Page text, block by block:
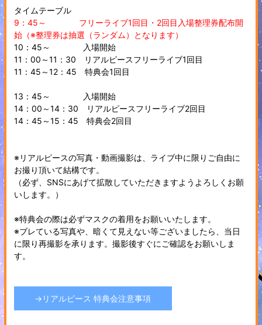
タイムテーブル
9：45～ フリーライブ1回目・2回目入場整理券配布開
始（※整理券は抽選（ランダム）となります）
10：45～ 入場開始
11：00～11：30 リアルピースフリーライブ1回目
11：45～12：45 特典会1回目
13：45～ 入場開始
14：00～14：30 リアルピースフリーライブ2回目
14：45～15：45 特典会2回目
※リアルピースの写真・動画撮影は、ライブ中に限りご自由に
お撮り頂いて結構です。
（必ず、SNSにあげて拡散していただきますようよろしくお願
いします。）
※特典会の際は必ずマスクの着用をお願いいたします。
※ブレている写真や、暗くて見えない等ございましたら、当日
に限り再撮影を承ります。撮影後すぐにご確認をお願いしま
す。
→リアルピース 特典会注意事項